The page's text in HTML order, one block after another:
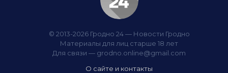
© 2013-2026 Гродно 24 — Новости Гродно
Материалы для лиц старше 18 лет
Для связи — grodno.online@gmail.com
О сайте и контакты